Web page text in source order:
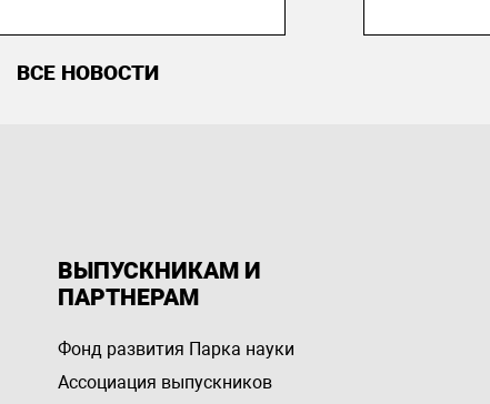
ВСЕ НОВОСТИ
ВЫПУСКНИКАМ И
ПАРТНЕРАМ
Фонд развития Парка науки
Ассоциация выпускников